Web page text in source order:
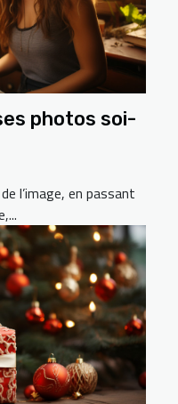
photos soi-
l’image, en passant